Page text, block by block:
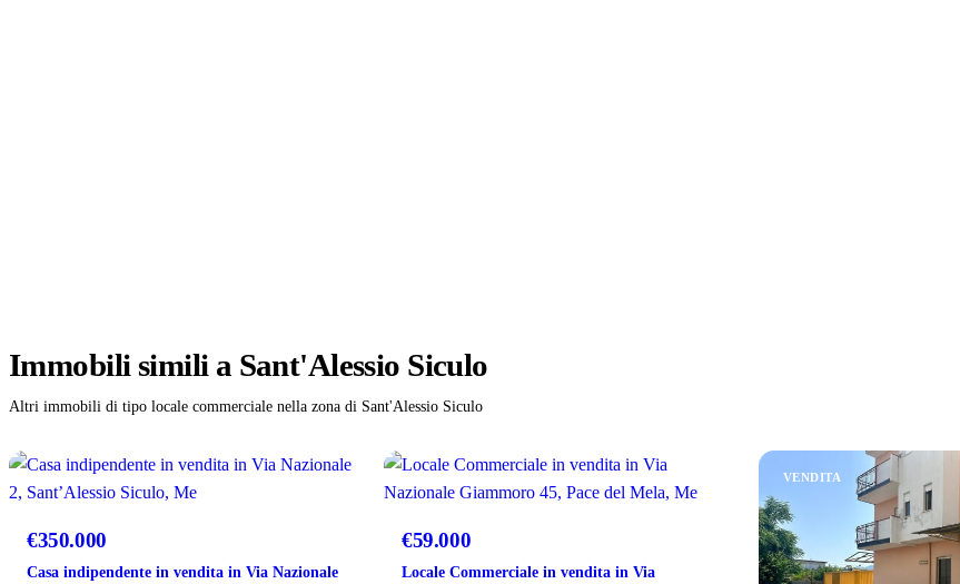
Immobili simili a Sant'Alessio Siculo
Altri immobili di tipo locale commerciale nella zona di Sant'Alessio Siculo
€350.000
Casa indipendente in vendita in Via Nazionale
€59.000
Locale Commerciale in vendita in Via
VENDITA